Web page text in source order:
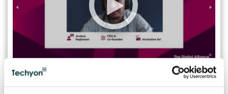
08.05.2024
Intervista ad Andrea Pagliarani, CEO & Co-